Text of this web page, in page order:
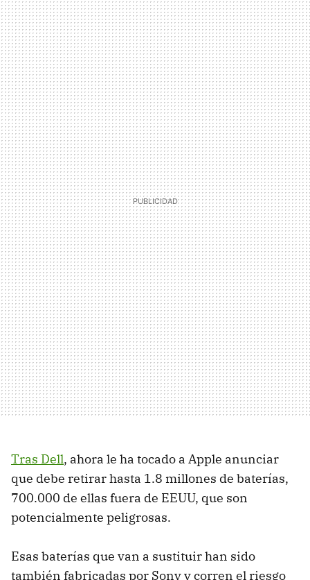
Tras Dell, ahora le ha tocado a Apple anunciar
que debe retirar hasta 1.8 millones de baterías,
700.000 de ellas fuera de EEUU, que son
potencialmente peligrosas.
Esas baterías que van a sustituir han sido
también fabricadas por Sony y corren el riesgo